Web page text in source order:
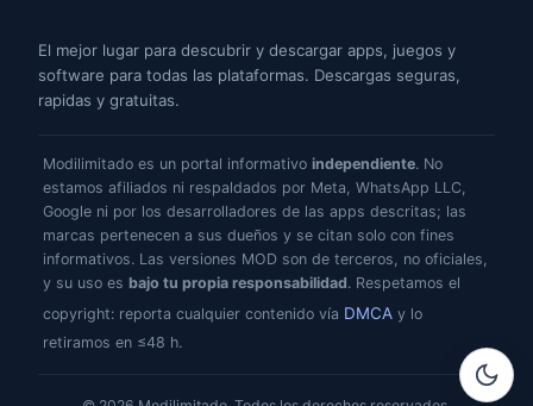
El mejor lugar para descubrir y descargar apps, juegos y
software para todas las plataformas. Descargas seguras,
rapidas y gratuitas.
Modilimitado es un portal informativo independiente. No
estamos afiliados ni respaldados por Meta, WhatsApp LLC,
Google ni por los desarrolladores de las apps descritas; las
marcas pertenecen a sus dueños y se citan solo con fines
informativos. Las versiones MOD son de terceros, no oficiales,
y su uso es bajo tu propia responsabilidad. Respetamos el
copyright: reporta cualquier contenido vía DMCA y lo
retiramos en ≤48 h.